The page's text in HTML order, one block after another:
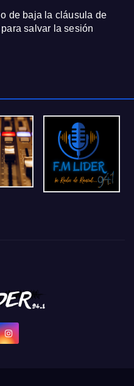
de baja la cláusula de
salvar la sesión